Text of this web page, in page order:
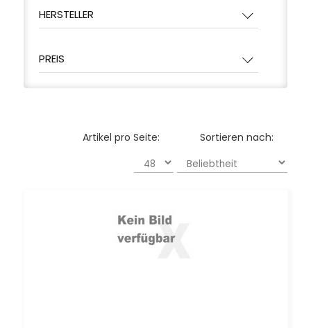
HERSTELLER
PREIS
Sortieren nach:
Artikel pro Seite: